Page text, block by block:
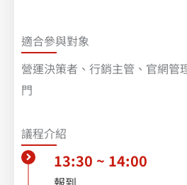
適合參與對象
營運決策者、行銷主管、官網管
門
議程介紹
13:30 ~ 14:00